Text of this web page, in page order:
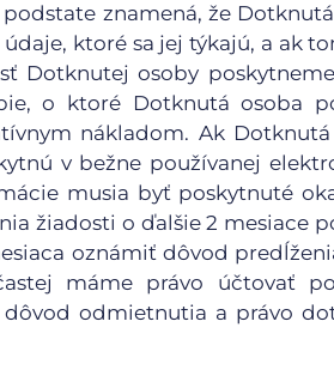
podstate znamená, že
ktoré sa jej týkajú, a ak
Dotknutej osoby
o ktoré Dotknutá osoba
nákladom. Ak
v bežne používanej
musia byť poskytnuté
žiadosti o ďalšie 2 mesiace
oznámiť dôvod
máme právo účtovať
odmietnutia a právo